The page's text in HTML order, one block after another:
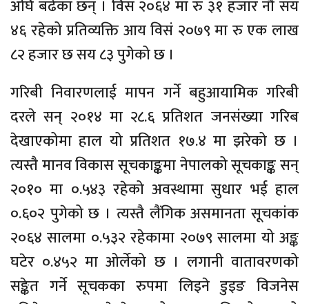
अघि बढेका छन् । विसं २०६४ मा रु ३१ हजार नौ सय
४६ रहेको प्रतिव्यक्ति आय विसं २०७९ मा रु एक लाख
८२ हजार छ सय ८३ पुगेको छ ।
गरिबी निवारणलाई मापन गर्ने बहुआयामिक गरिबी
दरले सन् २०१४ मा २८.६ प्रतिशत जनसंख्या गरिब
देखाएकोमा हाल यो प्रतिशत १७.४ मा झरेको छ ।
त्यस्तै मानव विकास सूचकाङ्कमा नेपालको सूचकाङ्क सन्
२०१० मा ०.५४३ रहेको अवस्थामा सुधार भई हाल
०.६०२ पुगेको छ । त्यस्तै लैंगिक असमानता सूचकांक
२०६४ सालमा ०.५३२ रहेकामा २०७९ सालमा यो अङ्क
घटेर ०.४५२ मा ओर्लेको छ । लगानी वातावरणको
सङ्केत गर्ने सूचकका रुपमा लिइने डुइङ विजनेस